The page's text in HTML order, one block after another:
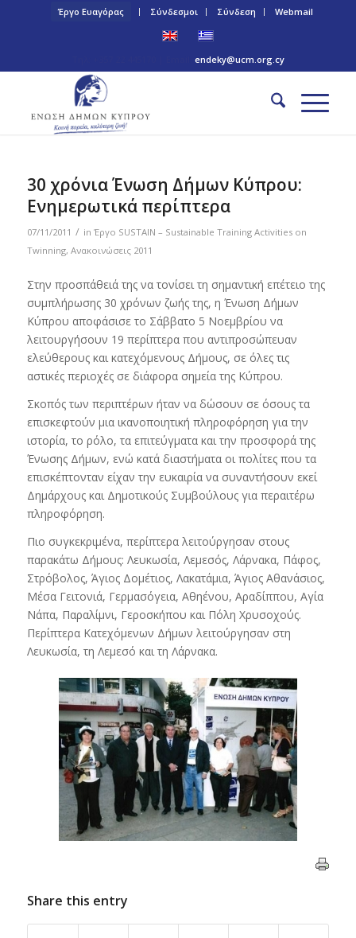
Έργο Ευαγόρας Σύνδεσμοι Σύνδεση Webmail
endeky@ucm.org.cy
30 χρόνια Ένωση Δήμων Κύπρου:
Ενημερωτικά περίπτερα
07/11/2011 / in Έργο SUSTAIN – Sustainable Training Activities on
Twinning, Ανακοινώσεις 2011
Στην προσπάθειά της να τονίσει τη σημαντική επέτειο της
συμπλήρωσης 30 χρόνων ζωής της, η Ένωση Δήμων
Κύπρου αποφάσισε το Σάββατο 5 Νοεμβρίου να
λειτουργήσουν 19 περίπτερα που αντιπροσώπευαν
ελεύθερους και κατεχόμενους Δήμους, σε όλες τις
αστικές περιοχές σε διάφορα σημεία της Κύπρου.
Σκοπός των περιπτέρων ήταν να δώσουν σε όσους τα
επισκεφτούν μια ικανοποιητική πληροφόρηση για την
ιστορία, το ρόλο, τα επιτεύγματα και την προσφορά της
Ένωσης Δήμων, ενώ κατά διαστήματα οι πολίτες που τα
επισκέπτονταν είχαν την ευκαιρία να συναντήσουν εκεί
Δημάρχους και Δημοτικούς Συμβούλους για περαιτέρω
πληροφόρηση.
Πιο συγκεκριμένα, περίπτερα λειτούργησαν στους
παρακάτω Δήμους: Λευκωσία, Λεμεσός, Λάρνακα, Πάφος,
Στρόβολος, Άγιος Δομέτιος, Λακατάμια, Άγιος Αθανάσιος,
Μέσα Γειτονιά, Γερμασόγεια, Αθηένου, Αραδίππου, Αγία
Νάπα, Παραλίμνι, Γεροσκήπου και Πόλη Χρυσοχούς.
Περίπτερα Κατεχόμενων Δήμων λειτούργησαν στη
Λευκωσία, τη Λεμεσό και τη Λάρνακα.
Share this entry